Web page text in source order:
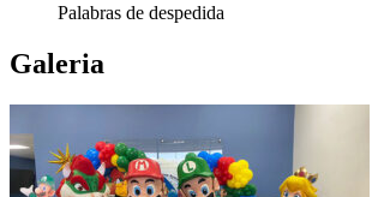
Palabras de despedida
Galeria